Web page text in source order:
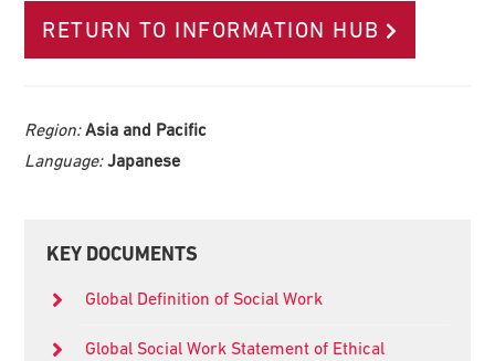
RETURN TO INFORMATION HUB
Region:Asia and Pacific
Language:Japanese
Primary
KEY DOCUMENTS
Global Definition of Social Work
Global Social Work Statement of Ethical